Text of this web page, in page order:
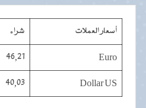
أسعار العملات شراء
Euro
46,21
Dollar US
40,03